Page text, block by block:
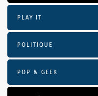
PLAY IT
POLITIQUE
POP & GEEK